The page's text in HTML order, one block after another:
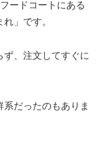
ードコートにある
」です。
ず、注文してすぐに
だったのもありま